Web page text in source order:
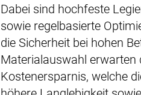
Dabei sind hochfeste
sowie regelbasierte
die Sicherheit bei hohen
Materialauswahl erwarten
Kostenersparnis, welche